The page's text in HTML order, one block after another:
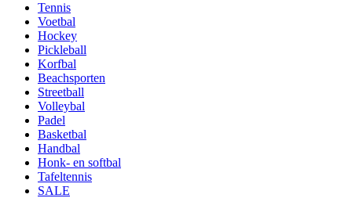
Tennis
Voetbal
Hockey
Pickleball
Korfbal
Beachsporten
Streetball
Volleybal
Padel
Basketbal
Handbal
Honk- en softbal
Tafeltennis
SALE